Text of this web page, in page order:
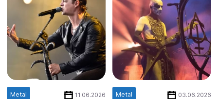
Metal 11.06.2026 Metal 03.06.2026